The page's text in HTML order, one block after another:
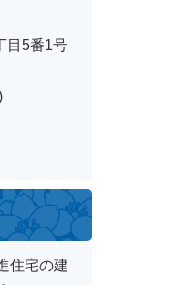
目5番1号
住宅の建